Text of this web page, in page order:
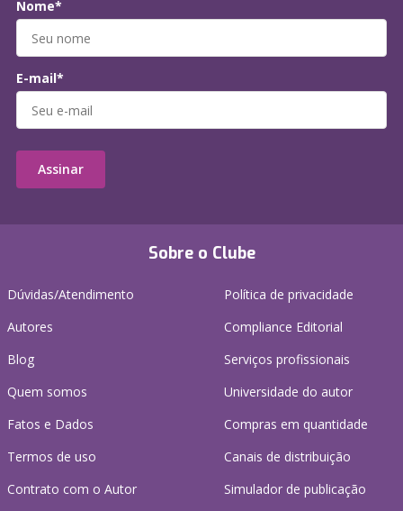
Sobre o Clube
Dúvidas/Atendimento
Autores
Blog
Quem somos
Fatos e Dados
Termos de uso
Contrato com o Autor
Política de privacidade
Compliance Editorial
Serviços profissionais
Universidade do autor
Compras em quantidade
Canais de distribuição
Simulador de publicação
Nome*
E-mail*
Assinar